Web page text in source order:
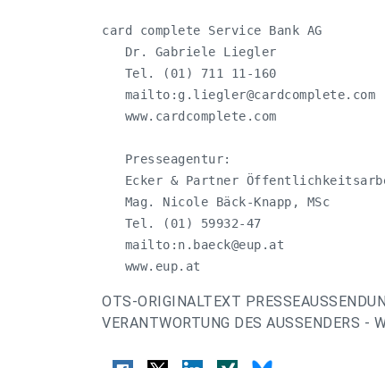
card complete Service Bank AG
   Dr. Gabriele Liegler
   Tel. (01) 711 11-160
   mailto:
g.liegler@cardcomplete.com
   www.cardcomplete.com
   Presseagentur:
Ecker & Partner
   Mag. Nicole Bäck-Knapp, MSc
   Tel. (01) 59932-47
   mailto:
n.baeck@eup.at
   www.eup.at
OTS-ORIGINALTEXT
VERANTWORTUNG DES AUSSENDERS -